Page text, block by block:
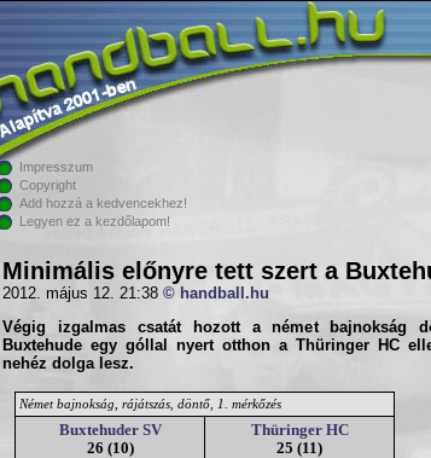
Impresszum
Copyright
Add hozzá a kedvencekhez!
Legyen ez a kezdőlapom!
Minimális előnyre tett szert a
2012. május 12. 21:38 © handball.hu
Végig izgalmas csatát hozott a német bajnokság
Buxtehude egy góllal nyert otthon a Thüringer HC
nehéz dolga lesz.
Német bajnokság, rájátszás, döntő, 1. mérkőzés
Buxtehuder SV
26 (10)
Thüringer HC
25 (11)